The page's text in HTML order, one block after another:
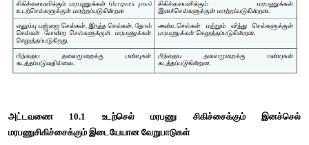
நிரந்தரமாகச் சரி செய்யும் முறை ‘உடற்செல் மரபணு சிகிச்சை’
போன்று, அடுத்தடுத்த தலைமுறைகளுக்கு செல்லும்
செல்களுக்குள் டி.என்.ஏ வைச் செலுத்திச் சரி செய்தால்
மரபணு சிகிச்சை’ என்று பெயர். குறிப்பிட்ட மரபணுவைத் தனித்துப்
விரும்பிய (சரியான) புரதத்தை உற்பத்தி செய்தலே மரபணு
10.3). இவ்விதம் செலுத்தப்படும் மரபணுவை, பெறுபவரின்